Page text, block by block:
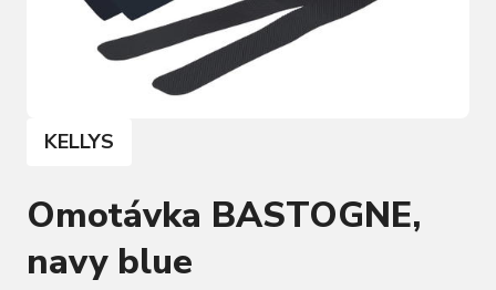
KELLYS
Omotávka BASTOGNE,
navy blue